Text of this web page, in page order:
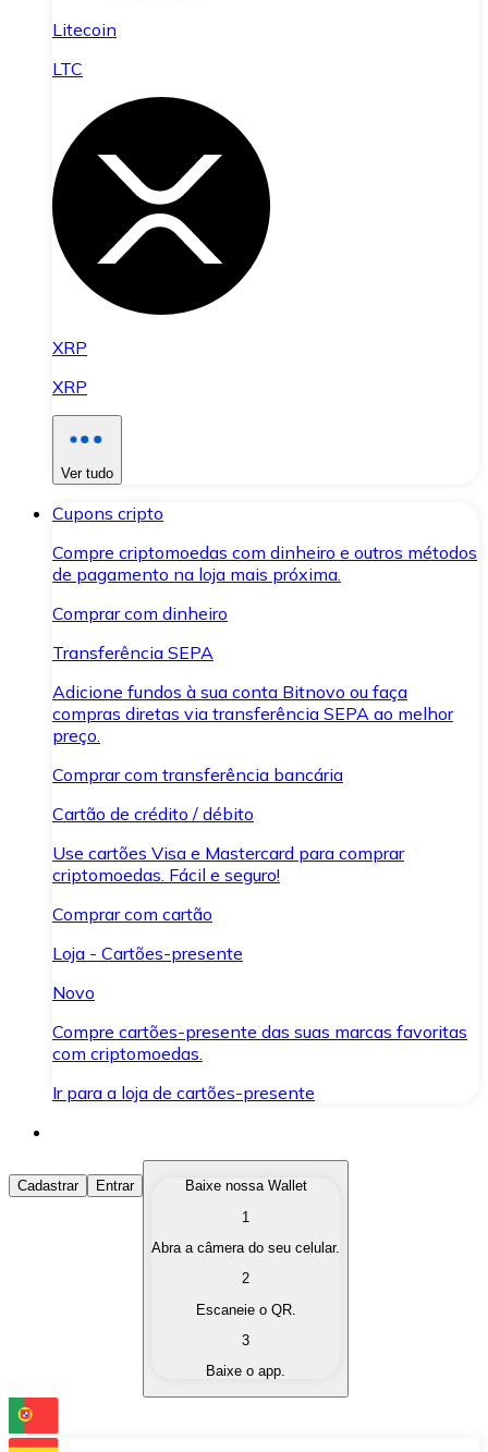
Litecoin
LTC
XRP
XRP
Ver tudo
Cupons cripto
Compre criptomoedas com dinheiro e outros métodos
de pagamento na loja mais próxima.
Comprar com dinheiro
Transferência SEPA
Adicione fundos à sua conta Bitnovo ou faça
compras diretas via transferência SEPA ao melhor
preço.
Comprar com transferência bancária
Cartão de crédito / débito
Use cartões Visa e Mastercard para comprar
criptomoedas. Fácil e seguro!
Comprar com cartão
Loja - Cartões-presente
Novo
Compre cartões-presente das suas marcas favoritas
com criptomoedas.
Ir para a loja de cartões-presente
Comprar Criptomoedas
Compre as criptomoedas de seu interesse de forma
Converta suas criptomoedas em moeda fiduciária
Troque uma criptomoeda por outra
Cadastrar Entrar
Baixe nossa Wallet
1
Abra a câmera do seu celular.
2
Escaneie o QR.
3
Baixe o app.